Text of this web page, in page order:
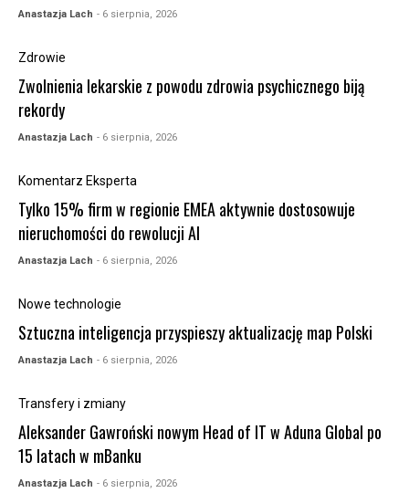
Anastazja Lach - 6 sierpnia, 2026
Zdrowie
Zwolnienia lekarskie z powodu zdrowia psychicznego biją
rekordy
Anastazja Lach - 6 sierpnia, 2026
Komentarz Eksperta
Tylko 15% firm w regionie EMEA aktywnie dostosowuje
nieruchomości do rewolucji AI
Anastazja Lach - 6 sierpnia, 2026
Nowe technologie
Sztuczna inteligencja przyspieszy aktualizację map Polski
Anastazja Lach - 6 sierpnia, 2026
Transfery i zmiany
Aleksander Gawroński nowym Head of IT w Aduna Global po
15 latach w mBanku
Anastazja Lach - 6 sierpnia, 2026